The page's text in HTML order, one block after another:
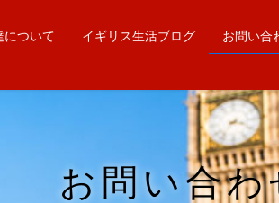
について イギリス生活ブログ お問い合
お問い合わ